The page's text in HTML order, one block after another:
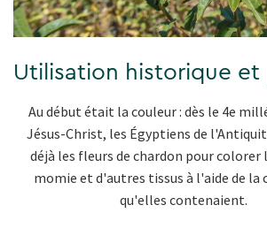
Utilisation historique et
Au début était la couleur : dès le 4e
Jésus-Christ, les Égyptiens de
déjà les fleurs de chardon pour colorer
momie et d'autres tissus à l'aide de la
qu'elles contenaient.